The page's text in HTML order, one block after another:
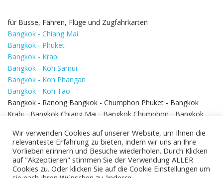
für Busse, Fähren, Flüge und Zugfahrkarten
Bangkok - Chiang Mai
Bangkok - Phuket
Bangkok - Krabi
Bangkok - Koh Samui
Bangkok - Koh Phangan
Bangkok - Koh Tao
Bangkok - Ranong Bangkok - Chumphon Phuket - Bangkok
Krabi - Bangkok Chiang Mai - Bangkok Chumphon - Bangkok
Bangkok - Hua Hin
Wir verwenden Cookies auf unserer Website, um Ihnen die
relevanteste Erfahrung zu bieten, indem wir uns an Ihre
Vorlieben erinnern und Besuche wiederholen. Durch Klicken
auf "Akzeptieren" stimmen Sie der Verwendung ALLER
Cookies zu. Oder klicken Sie auf die Cookie Einstellungen um